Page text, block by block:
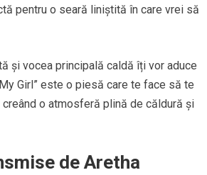
pentru o seară liniștită în care vrei să
și vocea principală caldă îți vor aduce
Girl” este o piesă care te face să te
o atmosferă plină de căldură și
de Aretha